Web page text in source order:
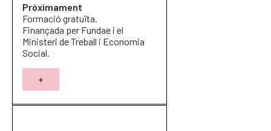
Pròximament
Formació gratuïta.
Finançada per Fundae i el
Ministeri de Treball i Economia
Social.
+